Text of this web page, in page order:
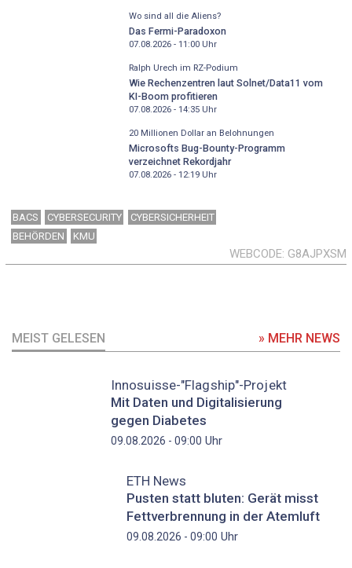
Wo sind all die Aliens?
Das Fermi-Paradoxon
07.08.2026 - 11:00Uhr
Ralph Urech im RZ-Podium
Wie Rechenzentren laut Solnet/Data11 vom
KI-Boom profitieren
07.08.2026 - 14:35Uhr
20 Millionen Dollar an Belohnungen
Microsofts Bug-Bounty-Programm
verzeichnet Rekordjahr
07.08.2026 - 12:19Uhr
BACS CYBERSECURITY
CYBERSICHERHEIT
BEHÖRDEN
KMU
WEBCODE G8AJPXSM
MEIST GELESEN » MEHR NEWS
Innosuisse-"Flagship"-Projekt
Mit Daten und Digitalisierung
gegen Diabetes
09.08.2026 - 09:00 Uhr
ETH News
Pusten statt bluten: Gerät misst
Fettverbrennung in der Atemluft
09.08.2026 - 09:00 Uhr